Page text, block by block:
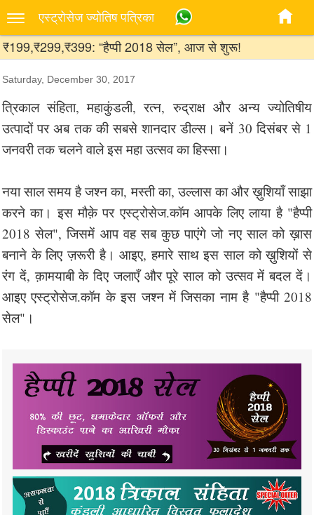
एस्‍ट्रोसेज ज्‍योतिष पत्रिका
₹199,₹299,₹399: “हैप्पी 2018 सेल”, आज से शुरू!
Saturday, December 30, 2017
त्रिकाल संहिता, महाकुंडली, रत्न, रुद्राक्ष और अन्य ज्योतिषीय
उत्पादों पर अब तक की सबसे शानदार डील्स। बनें 30 दिसंबर से 1
जनवरी तक चलने वाले इस महा उत्सव का हिस्सा।
नया साल समय है जश्न का, मस्ती का, उल्लास का और ख़ुशियाँ साझा
करने का। इस मौक़े पर एस्ट्रोसेज.कॉम आपके लिए लाया है "हैप्पी
2018 सेल", जिसमें आप वह सब कुछ पाएंगे जो नए साल को ख़ास
बनाने के लिए ज़रूरी है। आइए, हमारे साथ इस साल को ख़ुशियों से
रंग दें, क़ामयाबी के दिए जलाएँ और पूरे साल को उत्सव में बदल दें।
आइए एस्ट्रोसेज.कॉम के इस जश्न में जिसका नाम है "हैप्पी 2018
सेल"।